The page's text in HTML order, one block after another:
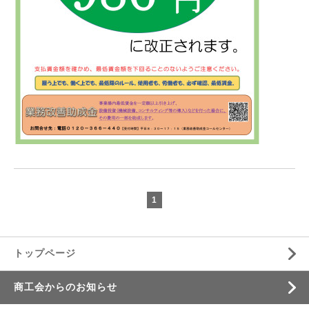
1
トップページ
商工会からのお知らせ